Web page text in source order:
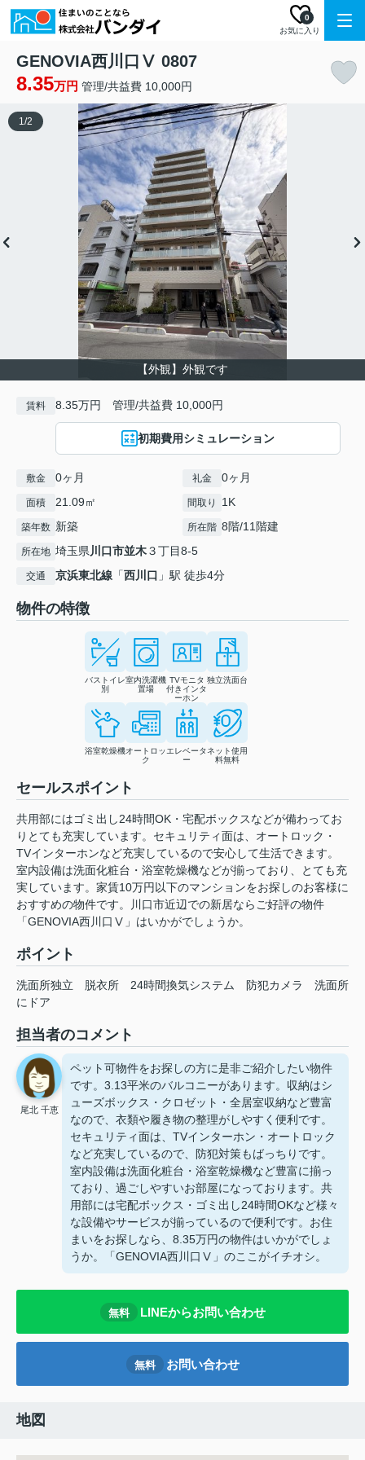
お気に入り
0
GENOVIA西川口Ⅴ 0807
8.35万円 管理/共益費 10,000円
【外観】外観です
1/2
賃料 8.35万円 管理/共益費 10,000円
初期費用シミュレーション
敷金 0ヶ月 礼金 0ヶ月
面積 21.09㎡ 間取り 1K
築年数 新築 所在階 8階/11階建
所在地 埼玉県川口市並木３丁目8-5
交通 京浜東北線 「西川口 」駅 徒歩4分
物件の特徴
バストイレ
別
室内洗濯機
置場
TVモニタ
付きインタ
ーホン
独立洗面台
浴室乾燥機オートロッ
ク
エレベータ
ー
ネット使用
料無料
セールスポイント
共用部にはゴミ出し24時間OK・宅配ボックスなどが備わってお
りとても充実しています。セキュリティ面は、オートロック・
TVインターホンなど充実しているので安心して生活できます。
室内設備は洗面化粧台・浴室乾燥機などが揃っており、とても充
実しています。家賃10万円以下のマンションをお探しのお客様に
おすすめの物件です。川口市近辺での新居ならご好評の物件
「GENOVIA西川口Ⅴ」はいかがでしょうか。
ポイント
洗面所独立 脱衣所 24時間換気システム 防犯カメラ
洗面所
にドア
担当者のコメント
尾北 千恵
ペット可物件をお探しの方に是非ご紹介したい物件
です。3.13平米のバルコニーがあります。収納はシ
ューズボックス・クロゼット・全居室収納など豊富
なので、衣類や履き物の整理がしやすく便利です。
セキュリティ面は、TVインターホン・オートロック
など充実しているので、防犯対策もばっちりです。
室内設備は洗面化粧台・浴室乾燥機など豊富に揃っ
ており、過ごしやすいお部屋になっております。共
用部には宅配ボックス・ゴミ出し24時間OKなど様々
な設備やサービスが揃っているので便利です。お住
まいをお探しなら、8.35万円の物件はいかがでしょ
うか。「GENOVIA西川口Ⅴ」のここがイチオシ。
無料 LINEからお問い合わせ
無料 お問い合わせ
地図